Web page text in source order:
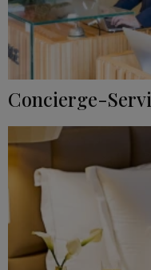
Concierge-